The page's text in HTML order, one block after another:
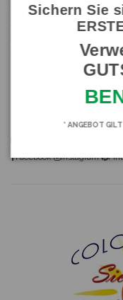
Auftragsverfolgung Gast
Sicilia Bedda S.n.c.
Corso Vittorio Emanuele
(+39) 3881526422
Facebook
Instagram
Sichern Sie
* ANGEBOT